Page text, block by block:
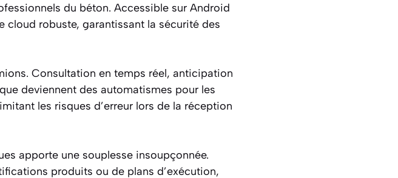
du béton. Accessible sur Android
cloud robuste, garantissant la sécurité des
Consultation en temps réel, anticipation
deviennent des automatismes pour les
les risques d’erreur lors de la réception
apporte une souplesse insoupçonnée.
produits ou de plans d’exécution,